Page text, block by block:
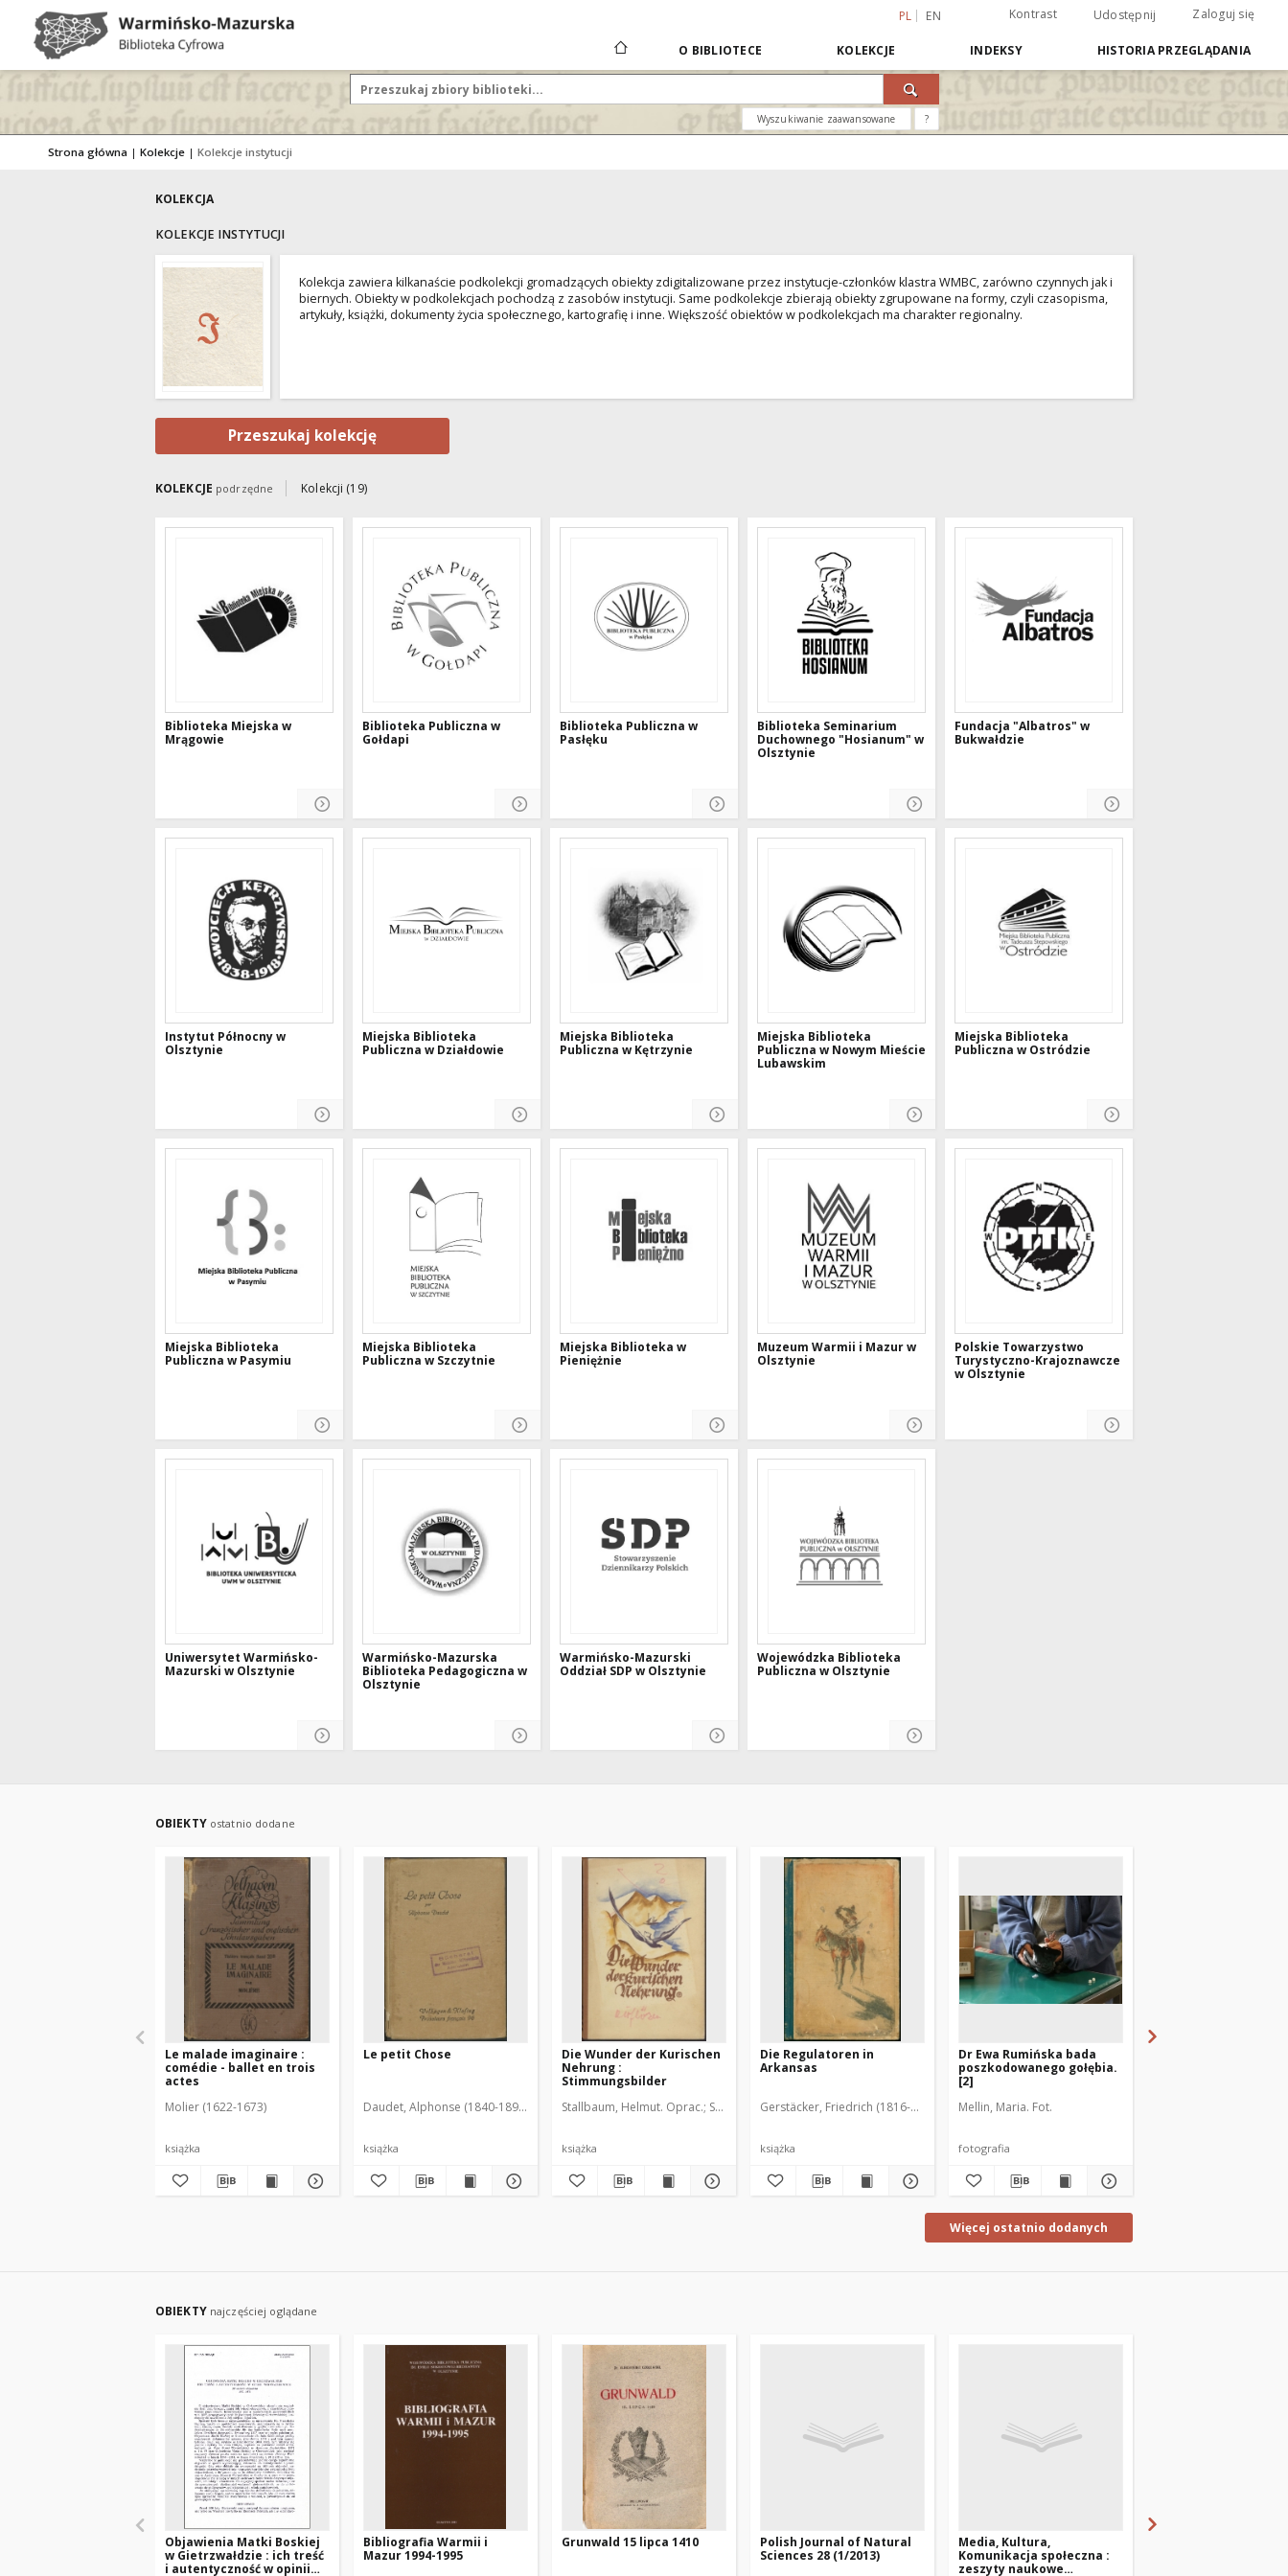
PL EN Kontrast Udostępnij Zaloguj się
O BIBLIOTECE KOLEKCJE INDEKSY HISTORIA PRZEGLĄDANIA
Wyszukiwanie zaawansowane ?
Strona główna | Kolekcje | Kolekcje instytucji
KOLEKCJA
KOLEKCJE INSTYTUCJI
Kolekcja zawiera kilkanaście podkolekcji gromadzących obiekty zdigitalizowane przez instytucje-członków klastra WMBC, zarówno czynnych jak i
biernych. Obiekty w podkolekcjach pochodzą z zasobów instytucji. Same podkolekcje zbierają obiekty zgrupowane na formy, czyli czasopisma,
artykuły, książki, dokumenty życia społecznego, kartografię i inne. Większość obiektów w podkolekcjach ma charakter regionalny.
Przeszukaj kolekcję
KOLEKCJE podrzędne Kolekcji (19)
Biblioteka Miejska w
Mrągowie
Biblioteka Publiczna w
Gołdapi
Biblioteka Publiczna w
Pasłęku
Biblioteka Seminarium
Duchownego "Hosianum" w
Olsztynie
Fundacja "Albatros" w
Bukwałdzie
Instytut Północny w
Olsztynie
Miejska Biblioteka
Publiczna w Działdowie
Miejska Biblioteka
Publiczna w Kętrzynie
Miejska Biblioteka
Publiczna w Nowym Mieście
Lubawskim
Miejska Biblioteka
Publiczna w Ostródzie
Miejska Biblioteka
Publiczna w Pasymiu
Miejska Biblioteka
Publiczna w Szczytnie
Miejska Biblioteka w
Pieniężnie
Muzeum Warmii i Mazur w
Olsztynie
Polskie Towarzystwo
Turystyczno-Krajoznawcze
w Olsztynie
Uniwersytet Warmińsko-
Mazurski w Olsztynie
Warmińsko-Mazurska
Biblioteka Pedagogiczna w
Olsztynie
Warmińsko-Mazurski
Oddział SDP w Olsztynie
Wojewódzka Biblioteka
Publiczna w Olsztynie
OBIEKTY ostatnio dodane
Le malade imaginaire :
comédie - ballet en trois
actes
Molier (1622-1673)
książka
Le petit Chose
Daudet, Alphonse (1840-1897) Haastert, H. Fr. Oprac.
książka
Die Wunder der Kurischen
Nehrung :
Stimmungsbilder
Stallbaum, Helmut. Oprac. Stallbaum, Otto. Oprac.
książka
Die Regulatoren in
Arkansas
Gerstäcker, Friedrich (1816-1872)
książka
Dr Ewa Rumińska bada
poszkodowanego gołębia.
[2]
Mellin, Maria. Fot.
fotografia
Więcej ostatnio dodanych
OBIEKTY najczęściej oglądane
Objawienia Matki Boskiej
w Gietrzwałdzie : ich treść
i autentyczność w opinii
Bibliografia Warmii i
Mazur 1994-1995
Grunwald 15 lipca 1410
Polish Journal of Natural
Sciences 28 (1/2013)
Media, Kultura,
Komunikacja społeczna :
zeszyty naukowe